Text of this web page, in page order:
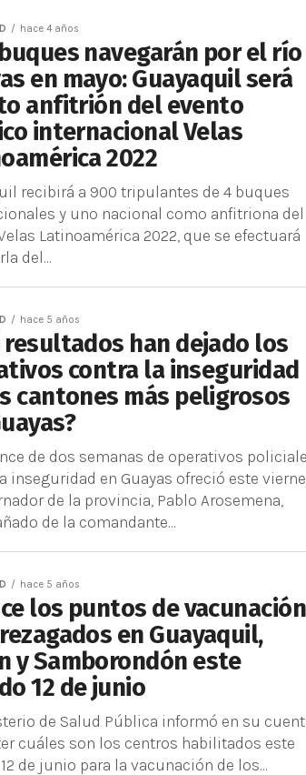
hace 4 años
navegarán por el río
en mayo: Guayaquil será
anfitrión del evento
internacional Velas
2022
recibirá a 900 tripulantes de 4 buques
y uno nacional como anfitriona del
Latinoamérica 2022, que se efectuará
del...
hace 5 años
resultados han dejado los
contra la inseguridad
cantones más peligrosos
de dos semanas de operativos
inseguridad en Guayas ofreció este
de la provincia, Pablo Arosemena,
de la comandante...
hace 5 años
los puntos de vacunación
en Guayaquil,
y Samborondón este
12 de junio
de Salud Pública informó en su
cuáles son los centros habilitados este
de junio para la vacunación de los...